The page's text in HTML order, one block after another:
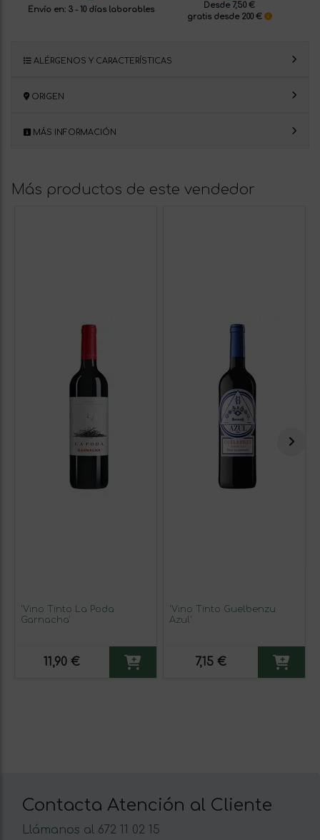
Envío en: 3 - 10 días laborables
Desde 7,50 €
gratis desde 200 €
ALÉRGENOS Y CARACTERÍSTICAS
ORIGEN
MÁS INFORMACIÓN
Más productos de este vendedor
'Vino Tinto La Poda
Garnacha'
11,90 €
'Vino Tinto Guelbenzu
Azul'
7,15 €
Contacta Atención al Cliente
Llámanos al 672 11 02 15